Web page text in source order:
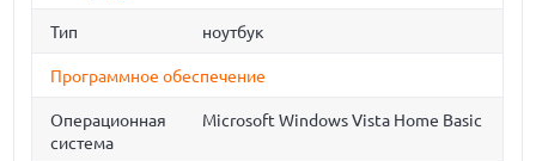
Тип ноутбук
Программное обеспечение
Операционная
система
Microsoft Windows Vista Home Basic